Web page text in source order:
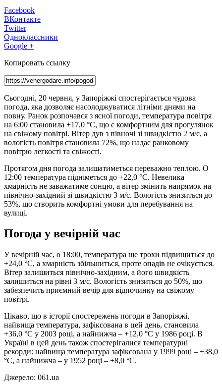
Facebook
ВКонтакте
Twitter
Одноклассники
Google +
Копировать ссылку
Сьогодні, 20 червня, у Запоріжжі спостерігається чудова
погода, яка дозволяє насолоджуватися літніми днями на
повну. Ранок розпочався з ясної погоди, температура повітря
на 6:00 становила +17,0 °С, що є комфортним для прогулянок
на свіжому повітрі. Вітер дув з півночі зі швидкістю 2 м/с, а
вологість повітря становила 72%, що надає ранковому
повітрю легкості та свіжості.
Протягом дня погода залишатиметься переважно теплою. О
12:00 температура підніметься до +22,0 °С. Невелика
хмарність не заважатиме сонцю, а вітер змінить напрямок на
північно-західний зі швидкістю 3 м/с. Вологість знизиться до
53%, що створить комфортні умови для перебування на
вулиці.
Погода у вечірній час
У вечірній час, о 18:00, температура ще трохи підвищиться до
+24,0 °С, а хмарність збільшиться, проте опадів не очікується.
Вітер залишиться північно-західним, а його швидкість
залишиться на рівні 3 м/с. Вологість знизиться до 50%, що
забезпечить приємний вечір для відпочинку на свіжому
повітрі.
Цікаво, що в історії спостережень погоди в Запоріжжі,
найвища температура, зафіксована в цей день, становила
+36,0 °С у 2003 році, а найнижча – +12,0 °С у 1986 році. В
Україні в цей день також спостерігалися температурні
рекорди: найвища температура зафіксована у 1999 році – +38,0
°С, а найнижча – у 1952 році – +8,0 °С.
Джерело: 061.ua